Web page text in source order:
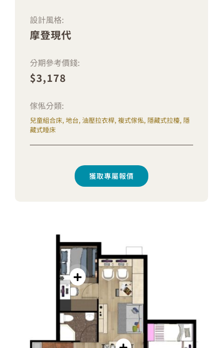
設計風格:
摩登現代
分期參考價錢:
$3,178
傢俬分類:
兒童組合床, 地台, 油壓拉衣桿, 複式傢俬, 隱藏式拉檯, 隱
藏式睡床
獲取專屬報價